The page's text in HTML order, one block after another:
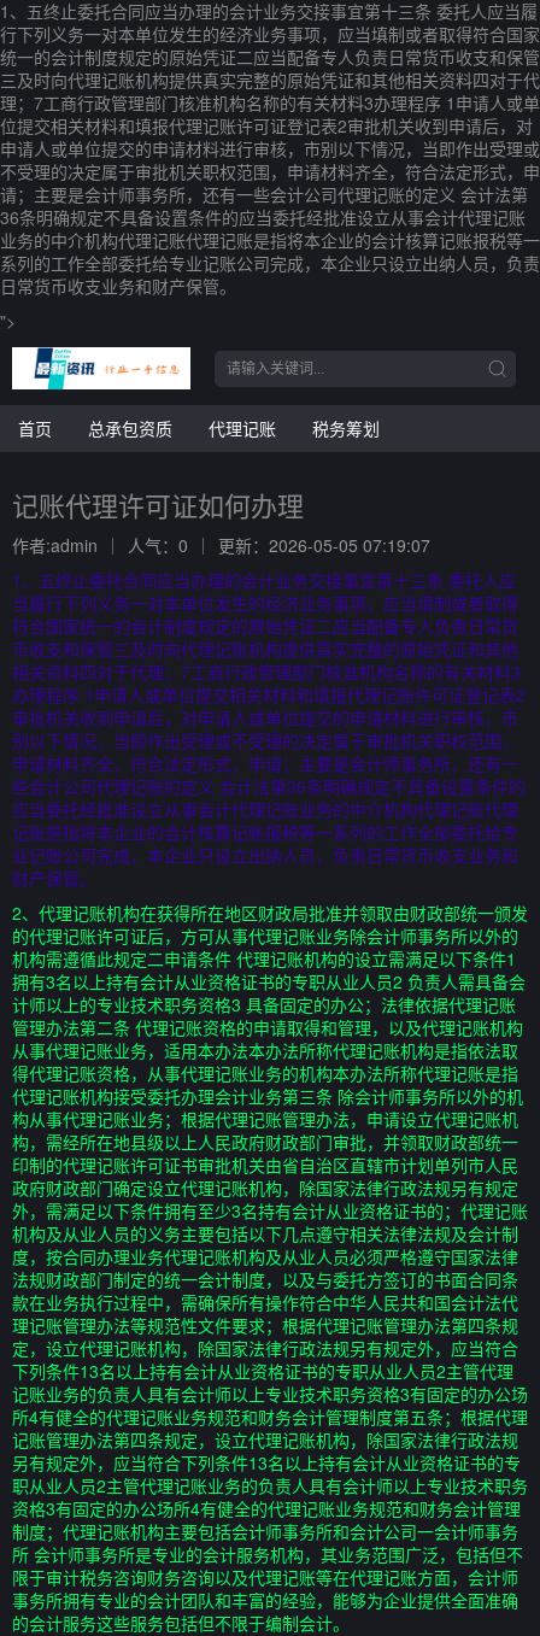
1、五终止委托合同应当办理的会计业务交接事宜第十三条 委托人应当履
行下列义务一对本单位发生的经济业务事项，应当填制或者取得符合国家
统一的会计制度规定的原始凭证二应当配备专人负责日常货币收支和保管
三及时向代理记账机构提供真实完整的原始凭证和其他相关资料四对于代
理；7工商行政管理部门核准机构名称的有关材料3办理程序 1申请人或单
位提交相关材料和填报代理记账许可证登记表2审批机关收到申请后，对
申请人或单位提交的申请材料进行审核，市别以下情况，当即作出受理或
不受理的决定属于审批机关职权范围，申请材料齐全，符合法定形式，申
请；主要是会计师事务所，还有一些会计公司代理记账的定义 会计法第
36条明确规定不具备设置条件的应当委托经批准设立从事会计代理记账
业务的中介机构代理记账代理记账是指将本企业的会计核算记账报税等一
系列的工作全部委托给专业记账公司完成，本企业只设立出纳人员，负责
日常货币收支业务和财产保管。
">
首页 总承包资质 代理记账 税务筹划
记账代理许可证如何办理
作者:admin 人气：0
更新：2026-05-05 07:19:07
1、五终止委托合同应当办理的会计业务交接事宜第十三条 委托人应
当履行下列义务一对本单位发生的经济业务事项，应当填制或者取得
符合国家统一的会计制度规定的原始凭证二应当配备专人负责日常货
币收支和保管三及时向代理记账机构提供真实完整的原始凭证和其他
相关资料四对于代理；7工商行政管理部门核准机构名称的有关材料3
办理程序 1申请人或单位提交相关材料和填报代理记账许可证登记表2
审批机关收到申请后，对申请人或单位提交的申请材料进行审核，市
别以下情况，当即作出受理或不受理的决定属于审批机关职权范围，
申请材料齐全，符合法定形式，申请；主要是会计师事务所，还有一
些会计公司代理记账的定义 会计法第36条明确规定不具备设置条件的
应当委托经批准设立从事会计代理记账业务的中介机构代理记账代理
记账是指将本企业的会计核算记账报税等一系列的工作全部委托给专
业记账公司完成，本企业只设立出纳人员，负责日常货币收支业务和
财产保管。
2、代理记账机构在获得所在地区财政局批准并领取由财政部统一颁发
的代理记账许可证后，方可从事代理记账业务除会计师事务所以外的
机构需遵循此规定二申请条件 代理记账机构的设立需满足以下条件1
拥有3名以上持有会计从业资格证书的专职从业人员2 负责人需具备会
计师以上的专业技术职务资格3 具备固定的办公；法律依据代理记账
管理办法第二条 代理记账资格的申请取得和管理，以及代理记账机构
从事代理记账业务，适用本办法本办法所称代理记账机构是指依法取
得代理记账资格，从事代理记账业务的机构本办法所称代理记账是指
代理记账机构接受委托办理会计业务第三条 除会计师事务所以外的机
构从事代理记账业务；根据代理记账管理办法，申请设立代理记账机
构，需经所在地县级以上人民政府财政部门审批，并领取财政部统一
印制的代理记账许可证书审批机关由省自治区直辖市计划单列市人民
政府财政部门确定设立代理记账机构，除国家法律行政法规另有规定
外，需满足以下条件拥有至少3名持有会计从业资格证书的；代理记账
机构及从业人员的义务主要包括以下几点遵守相关法律法规及会计制
度，按合同办理业务代理记账机构及从业人员必须严格遵守国家法律
法规财政部门制定的统一会计制度，以及与委托方签订的书面合同条
款在业务执行过程中，需确保所有操作符合中华人民共和国会计法代
理记账管理办法等规范性文件要求；根据代理记账管理办法第四条规
定，设立代理记账机构，除国家法律行政法规另有规定外，应当符合
下列条件13名以上持有会计从业资格证书的专职从业人员2主管代理
记账业务的负责人具有会计师以上专业技术职务资格3有固定的办公场
所4有健全的代理记账业务规范和财务会计管理制度第五条；根据代理
记账管理办法第四条规定，设立代理记账机构，除国家法律行政法规
另有规定外，应当符合下列条件13名以上持有会计从业资格证书的专
职从业人员2主管代理记账业务的负责人具有会计师以上专业技术职务
资格3有固定的办公场所4有健全的代理记账业务规范和财务会计管理
制度；代理记账机构主要包括会计师事务所和会计公司一会计师事务
所 会计师事务所是专业的会计服务机构，其业务范围广泛，包括但不
限于审计税务咨询财务咨询以及代理记账等在代理记账方面，会计师
事务所拥有专业的会计团队和丰富的经验，能够为企业提供全面准确
的会计服务这些服务包括但不限于编制会计。